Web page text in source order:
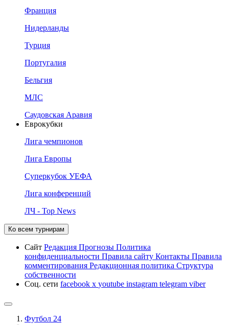
Франция
Нидерланды
Турция
Португалия
Бельгия
МЛС
Саудовская Аравия
Еврокубки
Лига чемпионов
Лига Европы
Суперкубок УЕФА
Лига конференций
ЛЧ - Top News
Ко всем турнирам
Сайт Редакция Прогнозы Политика
конфиденциальности Правила сайту Контакты Правила
комментирования Редакционная политика Структура
собственности
Соц. сети facebook x youtube instagram telegram viber
Футбол 24